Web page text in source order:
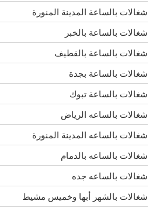
شغالات بالساعة المدينة المنورة
شغالات بالساعة بالخبر
شغالات بالساعة بالقطيف
شغالات بالساعة بجدة
شغالات بالساعة تبوك
شغالات بالساعه الرياض
شغالات بالساعه المدينة المنورة
شغالات بالساعه بالدمام
شغالات بالساعه جده
شغالات بالشهر أبها وخميس مشيط